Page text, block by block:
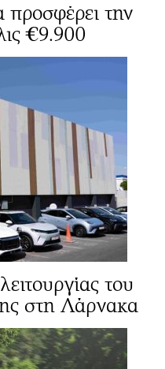
την
€9.900
του
στη Λάρνακα